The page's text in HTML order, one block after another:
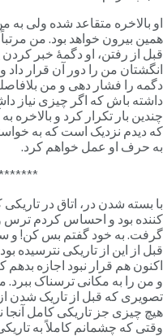
بالاخره متقاعد شده ولی
بیرون خواهد بود. من مرتباً
از رفتن، او دگمۀ خبر
من را دور آن قرار
را فشار دهی و من
باش که اگر چیزی نیاز
بار تکرار کرد و بالاخره
دیدم نزدیک است که به
حرف او عمل خواهم کرد.
بسته شدن در، اتاق در
بود و احساس کردم ترس و
به خود گفتم بس کن! و
از این از تاریکی نترسیده
هم قرار نبود اجازه بدهم
من را به مکانی ترسناک
که قبل از تاریک شدن
چیزی جز تاریکی کامل آنجا
که چشمانم کاملاً به